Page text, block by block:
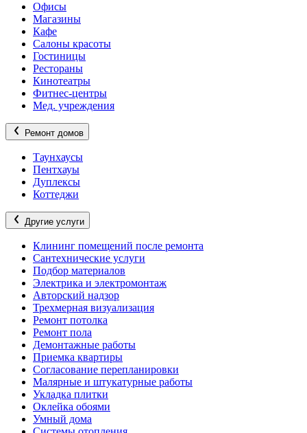
Офисы
Магазины
Кафе
Салоны красоты
Гостиницы
Рестораны
Кинотеатры
Фитнес-центры
Мед. учреждения
Ремонт домов
Таунхаусы
Пентхауы
Дуплексы
Коттеджи
Другие услуги
Клининг помещений после ремонта
Сантехнические услуги
Подбор материалов
Электрика и электромонтаж
Авторский надзор
Трехмерная визуализация
Ремонт потолка
Ремонт пола
Демонтажные работы
Приемка квартиры
Согласование перепланировки
Малярные и штукатурные работы
Укладка плитки
Оклейка обоями
Умный дома